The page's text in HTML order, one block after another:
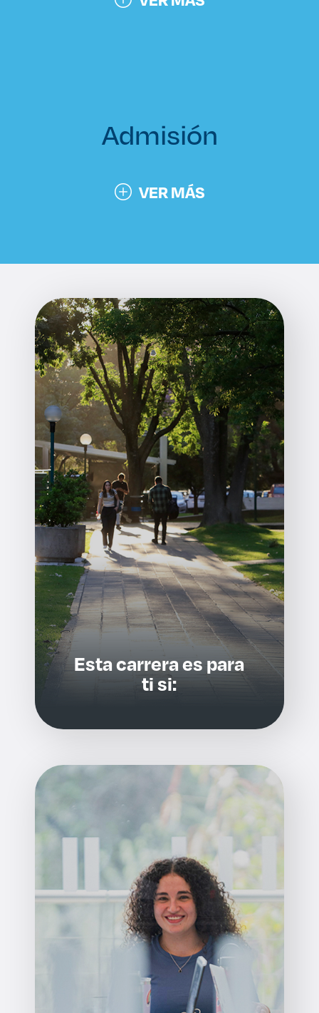
Admisión
VER MÁS
Esta carrera es para
ti si: